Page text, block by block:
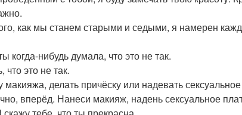
как мы станем старыми и седыми, я намерен
когда-нибудь думала, что это не так.
это не так.
делать причёску или надевать
вперёд. Нанеси макияж, надень сексуальное